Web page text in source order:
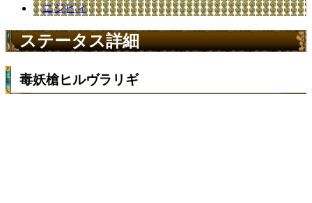
ニジピィ
ステータス詳細
毒妖槍ヒルヴラリギ